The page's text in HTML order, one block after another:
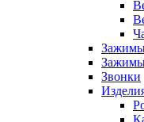
Звонки